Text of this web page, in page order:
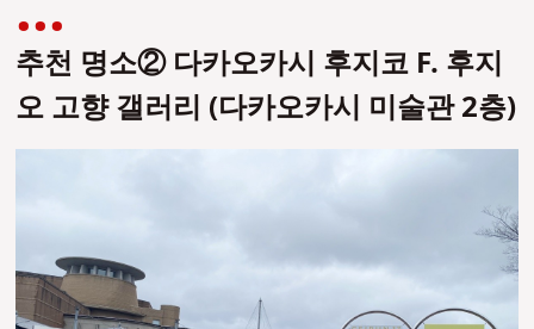
추천 명소② 다카오카시 후지코 F. 후지
오 고향 갤러리 (다카오카시 미술관 2층)